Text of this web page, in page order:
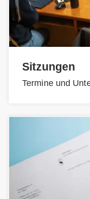
Sitzungen
Termine und